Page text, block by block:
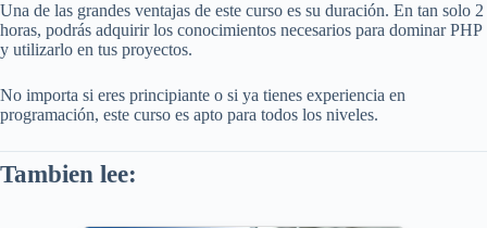
Una de las grandes ventajas de este curso es su duración. En tan solo 2
horas, podrás adquirir los conocimientos necesarios para dominar PHP
y utilizarlo en tus proyectos.
No importa si eres principiante o si ya tienes experiencia en
programación, este curso es apto para todos los niveles.
Tambien lee: